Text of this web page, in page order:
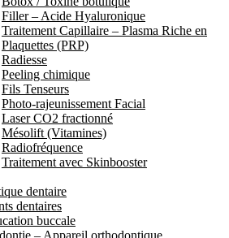
Filler – Acide Hyaluronique
Traitement Capillaire – Plasma Riche en
Plaquettes (PRP)
Radiesse
Peeling chimique
Fils Tenseurs
Photo-rajeunissement Facial
Laser CO2 fractionné
Mésolift (Vitamines)
Radiofréquence
Traitement avec Skinbooster
dentaire
dentaires
buccale
– Appareil orthodontique